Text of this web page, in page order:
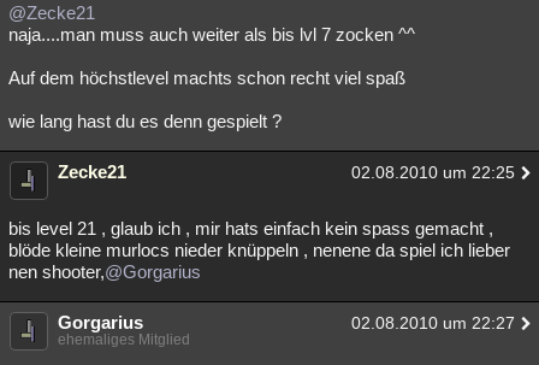
@Zecke21
naja....man muss auch weiter als bis lvl 7 zocken ^^
Auf dem höchstlevel machts schon recht viel spaß
wie lang hast du es denn gespielt ?
Zecke21 02.08.2010 um 22:25
bis level 21 , glaub ich , mir hats einfach kein spass gemacht ,
blöde kleine murlocs nieder knüppeln , nenene da spiel ich lieber
nen shooter,@Gorgarius
Gorgarius 02.08.2010 um 22:27
ehemaliges Mitglied